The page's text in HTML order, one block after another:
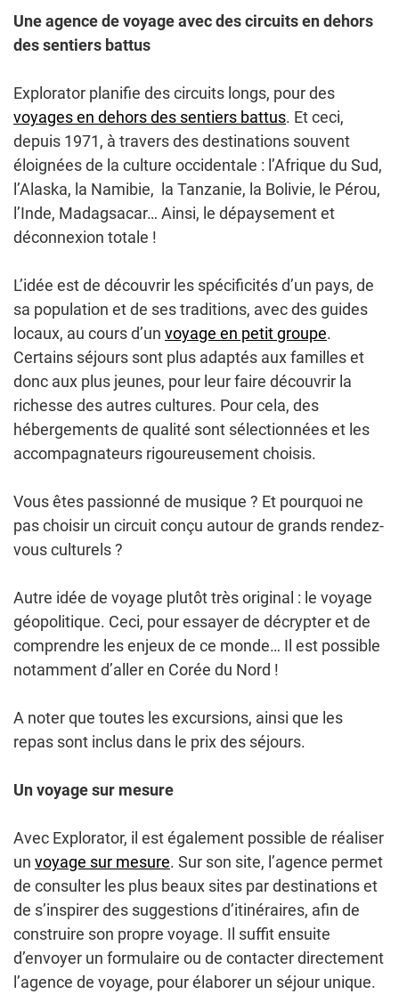
Une agence de voyage avec des circuits en dehors
des sentiers battus
Explorator planifie des circuits longs, pour des
voyages en dehors des sentiers battus. Et ceci,
depuis 1971, à travers des destinations souvent
éloignées de la culture occidentale : l’Afrique du Sud,
l’Alaska, la Namibie, la Tanzanie, la Bolivie, le Pérou,
l’Inde, Madagsacar… Ainsi, le dépaysement et
déconnexion totale !
L’idée est de découvrir les spécificités d’un pays, de
sa population et de ses traditions, avec des guides
locaux, au cours d’un voyage en petit groupe.
Certains séjours sont plus adaptés aux familles et
donc aux plus jeunes, pour leur faire découvrir la
richesse des autres cultures. Pour cela, des
hébergements de qualité sont sélectionnées et les
accompagnateurs rigoureusement choisis.
Vous êtes passionné de musique ? Et pourquoi ne
pas choisir un circuit conçu autour de grands rendez-
vous culturels ?
Autre idée de voyage plutôt très original : le voyage
géopolitique. Ceci, pour essayer de décrypter et de
comprendre les enjeux de ce monde… Il est possible
notamment d’aller en Corée du Nord !
A noter que toutes les excursions, ainsi que les
repas sont inclus dans le prix des séjours.
Un voyage sur mesure
Avec Explorator, il est également possible de réaliser
un voyage sur mesure. Sur son site, l’agence permet
de consulter les plus beaux sites par destinations et
de s’inspirer des suggestions d’itinéraires, afin de
construire son propre voyage. Il suffit ensuite
d’envoyer un formulaire ou de contacter directement
l’agence de voyage, pour élaborer un séjour unique.